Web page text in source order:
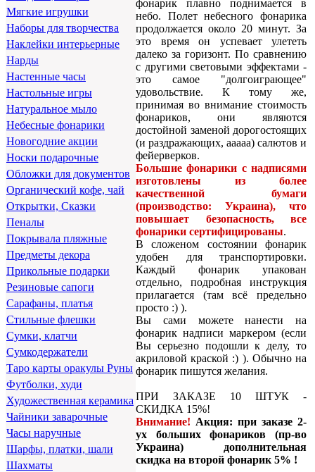
Мягкие игрушки
Наборы для творчества
Наклейки интерьерные
Нарды
Настенные часы
Настольные игры
Натуральное мыло
Небесные фонарики
Новогодние акции
Носки подарочные
Обложки для документов
Органический кофе, чай
Открытки, Сказки
Пеналы
Покрывала пляжные
Предметы декора
Прикольные подарки
Резиновые сапоги
Сарафаны, платья
Стильные флешки
Сумки, клатчи
Сумкодержатели
Таро карты оракулы Руны
Футболки, худи
Художественная керамика
Чайники заварочные
Часы наручные
Шарфы, платки, шали
Шахматы
фонарик плавно поднимается в
небо. Полет небесного фонарика
продолжается около 20 минут. За
это время он успевает улететь
далеко за горизонт. По сравнению
с другими световыми эффектами -
это самое "долгоиграющее"
удовольствие. К тому же,
принимая во внимание стоимость
фонариков, они являются
достойной заменой дорогостоящих
(и раздражающих, ааааа) салютов и
фейерверков.
Большие фонарики с надписями
изготовлены из более
качественной бумаги
(производство: Украина), что
повышает безопасность, все
фонарики сертифицированы.
В сложеном состоянии фонарик
удобен для транспортировки.
Каждый фонарик упакован
отдельно, подробная инструкция
прилагается (там всё предельно
просто :) ).
Вы сами можете нанести на
фонарик надписи маркером (если
Вы серьезно подошли к делу, то
акриловой краской :) ). Обычно на
фонарик пишутся желания.
ПРИ ЗАКАЗЕ 10 ШТУК -
СКИДКА 15%!
Внимание! Акция: при заказе 2-
ух больших фонариков (пр-во
Украина) дополнительная
скидка на второй фонарик 5% !